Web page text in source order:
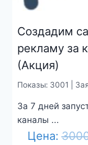
Создадим
рекламу за
(Акция)
Показы: 3001 |
За 7 дней
каналы ...
Цена: